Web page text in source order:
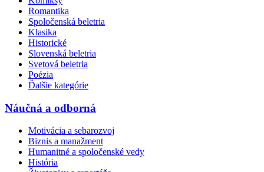
Romantika
Spoločenská beletria
Klasika
Historické
Slovenská beletria
Svetová beletria
Poézia
Ďalšie kategórie
Náučná a odborná
Motivácia a sebarozvoj
Biznis a manažment
Humanitné a spoločenské vedy
História